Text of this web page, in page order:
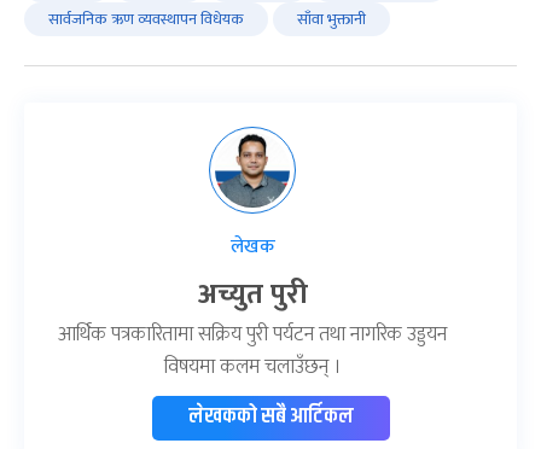
सार्वजनिक ऋण व्यवस्थापन विधेयक
साँवा भुक्तानी
लेखक
अच्युत पुरी
आर्थिक पत्रकारितामा सक्रिय पुरी पर्यटन तथा नागरिक उड्डयन
विषयमा कलम चलाउँछन् ।
लेखकको सबै आर्टिकल